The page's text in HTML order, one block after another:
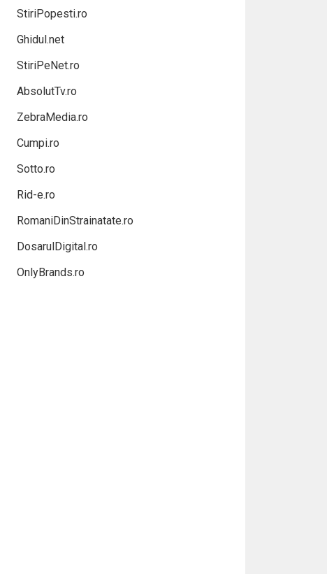
StiriPopesti.ro
Ghidul.net
StiriPeNet.ro
AbsolutTv.ro
ZebraMedia.ro
Cumpi.ro
Sotto.ro
Rid-e.ro
RomaniDinStrainatate.ro
DosarulDigital.ro
OnlyBrands.ro